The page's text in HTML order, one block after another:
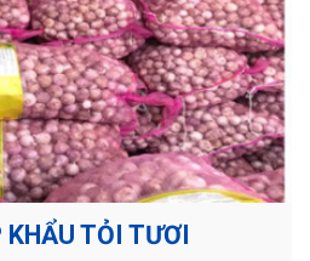
KHẨU TỎI TƯƠI